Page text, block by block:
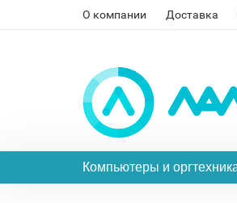
О компании Доставка
Компьютеры и